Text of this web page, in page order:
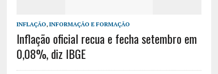
INFLAÇÃO, INFORMAÇÃO E FORMAÇÃO
Inflação oficial recua e fecha setembro em
0,08%, diz IBGE